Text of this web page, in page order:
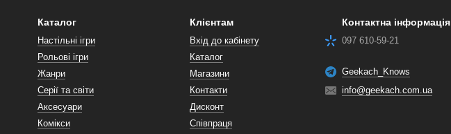
Каталог
Настільні ігри
Рольові ігри
Жанри
Серії та світи
Аксесуари
Комікси
Клієнтам
Вхід до кабінету
Каталог
Магазини
Контакти
Дисконт
Співпраця
Контактна інформація
097 610-59-21
Geekach_Knows
info@geekach.com.ua